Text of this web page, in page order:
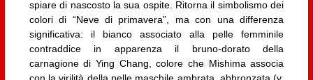
spiare di nascosto la sua ospite. Ritorna il simbolismo dei
colori di “Neve di primavera”, ma con una differenza
significativa: il bianco associato alla pelle femminile
contraddice in apparenza il bruno-dorato della
carnagione di Ying Chang, colore che Mishima associa
con la virilità della pelle maschile ambrata, abbronzata (v.